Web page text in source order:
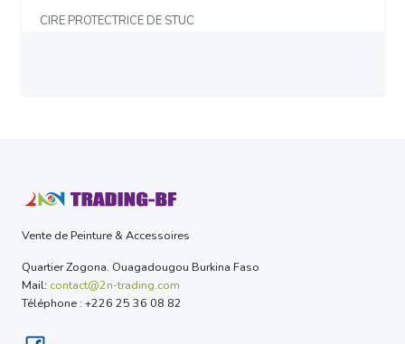
CIRE PROTECTRICE DE STUC
Vente de Peinture & Accessoires
Quartier Zogona. Ouagadougou Burkina Faso
Mail: contact@2n-trading.com
Téléphone : +226 25 36 08 82